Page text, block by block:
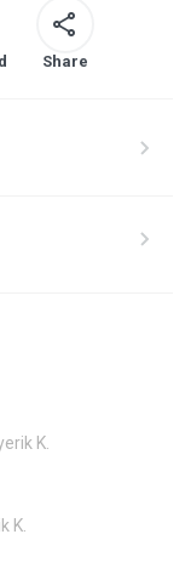
Share
K.
K.